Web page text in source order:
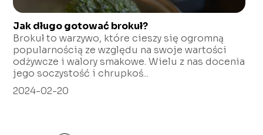
Jak długo gotować brokuł?
Brokuł to warzywo, które cieszy się ogromną
popularnością ze względu na swoje wartości
odżywcze i walory smakowe. Wielu z nas docenia
jego soczystość i chrupkoś...
2024-02-20